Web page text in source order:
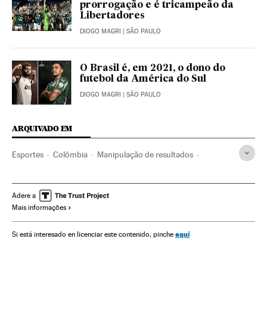
prorrogação e é tricampeão da
Libertadores
DIOGO MAGRI | SÃO PAULO
O Brasil é, em 2021, o dono do
futebol da América do Sul
DIOGO MAGRI | SÃO PAULO
ARQUIVADO EM
Esportes Colômbia Manipulação de resultados
Ascensos categoría Iván Duque Márquez
Presidente Colombia
América do Sul América América Latina
Adere a
Mais informações
Si está interesado en licenciar este contenido, pinche aquí